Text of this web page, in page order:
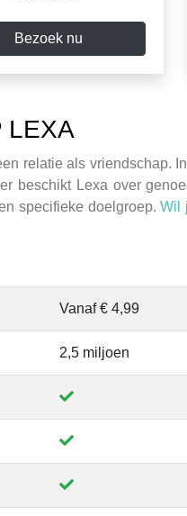
Bezoek nu
LEXA
relatie als vriendschap.
beschikt Lexa over
specifieke doelgroep.Wil
Vanaf € 4,99
2,5 miljoen